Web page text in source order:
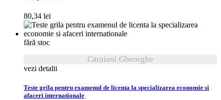
80,34 lei
fără stoc
Caraiani Gheorghe
vezi detalii
Teste grila pentru examenul de licenta la specializarea economie si
afaceri internationale